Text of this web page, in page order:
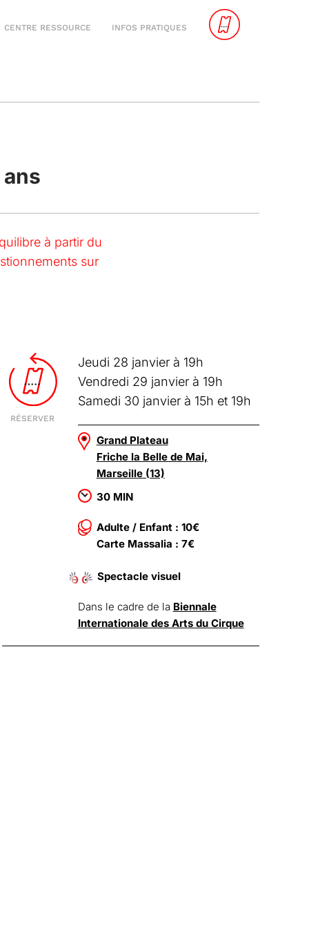
CENTRE RESSOURCE INFOS PRATIQUES
à partir du
sur
RÉSERVER
Jeudi 28 janvier à 19h
Vendredi 29 janvier à 19h
Samedi 30 janvier à 15h et 19h
Grand Plateau
Friche la Belle de Mai,
Marseille (13)
30 MIN
Adulte / Enfant : 10€
Carte Massalia : 7€
Spectacle visuel
Dans le cadre de la Biennale
Internationale des Arts du Cirque